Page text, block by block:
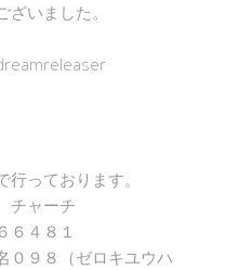
いました。
っております。
ャーチ
４８１
９８（ゼロキユウハ